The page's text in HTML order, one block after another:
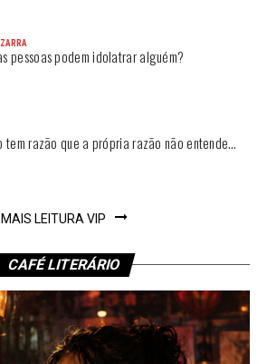
pessoas podem idolatrar alguém?
tem razão que a própria razão não entende…
MAIS LEITURA VIP
CAFÉ LITERÁRIO